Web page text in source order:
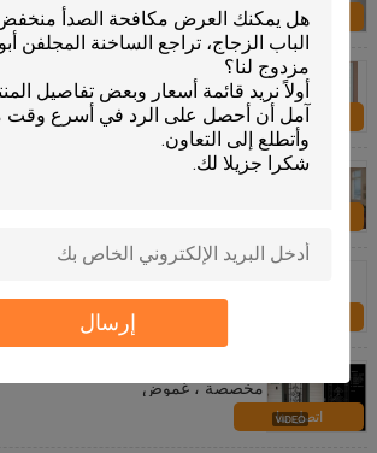
إرسال
اتصل بنا
الستائر الداخلية داخل زجاج الصوت /
للحرارة
اتصل بنا
ستائر النوافذ داخل الزجاج نمط أفقي
مخصصة ، غموض
اتصل بنا